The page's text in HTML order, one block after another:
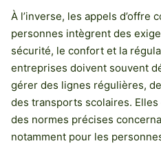
À l’inverse, les appels d’offre
personnes intègrent des
sécurité, le confort et la
entreprises doivent souvent
gérer des lignes régulières,
des transports scolaires.
des normes précises
notamment pour les